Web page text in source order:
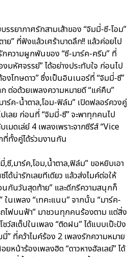
รยากาศรักสามเส้าของ “จิมมี่-ซี-โอม”
ย” ที่ฟังแล้วเศร้าบาดลึก!! แล้วค่อยไป
ความผูกพันของ “ซี-มาร์ค-ครีม” ที่
มหัศจรรย์” ได้อย่างประทับใจ ก่อนไป
โทษดาว” ซึ่งเป็นอินเนอร์ที่ “จิมมี่-ซี”
ต่อด้วยเพลงความหมายดี “แค่คืบ”
าร์ค-น้ำตาล,โอม-ฟิล์ม” เปิดฟลอร์ควงคู่
ลย ก่อนที่ “จิมมี่-ซี” จะพาทุกคนไป
มดเล่ย์ 4 เพลงเพราะจากซีรีส์ “Vice
ที่ทั้งคู่ได้ร่วมงานกัน
ซี,มาร์ค,โอม,น้ำตาล,ฟิล์ม” ขอหยิบเอา
ได้น่ารักเลยทีเดียว แล้วส่งไมค์ต่อให้
นกันวันสุดท้าย” และดีกรีความสนุกก็
นเพลง “เทคะแนน” จากนั้น “มาร์ค-
ถไฟบนฟ้า” มาชวนทุกคนร้องตาม แต่สิ่ง
ว์สเต็ปในเพลง “ติดฝน” ได้แบบเป๊ะปัง
” ที่คว้าไมค์ร้อง 2 เพลงรักความหมาย
ยหน้าร้องเพลงฮิต “ดาวหางฮัลเลย์” ได้